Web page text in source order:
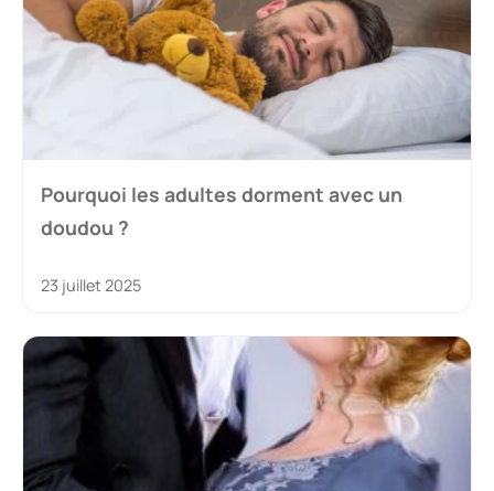
Pourquoi les adultes dorment avec un
doudou ?
23 juillet 2025